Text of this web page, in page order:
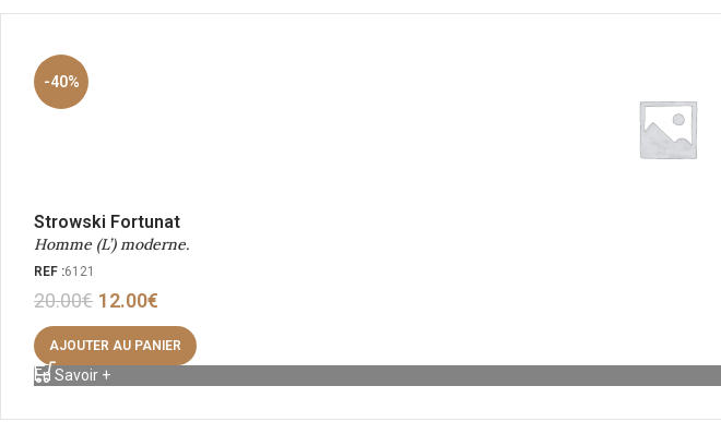
-40%
Strowski Fortunat
Homme (L’) moderne.
REF :6121
20.00€ 12.00€
AJOUTER AU PANIER
En Savoir +